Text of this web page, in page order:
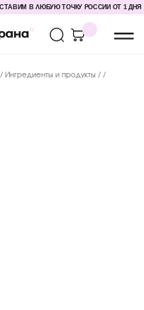
В ЛЮБУЮ ТОЧКУ РОССИИ ОТ 1 ДНЯ
Ингредиенты и продукты